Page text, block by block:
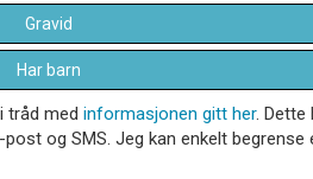
Gravid
Har barn
tråd med informasjonen gitt her. Dette
og SMS. Jeg kan enkelt